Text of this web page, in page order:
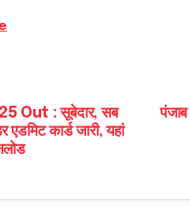
Out : सूबेदार, सब
कार्ड जारी, यहां